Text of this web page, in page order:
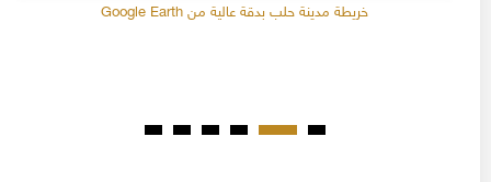
خريطة مدينة حلب بدقة عالية من Google Earth